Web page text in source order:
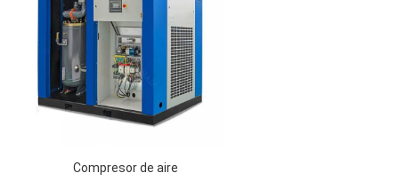
Compresor de aire